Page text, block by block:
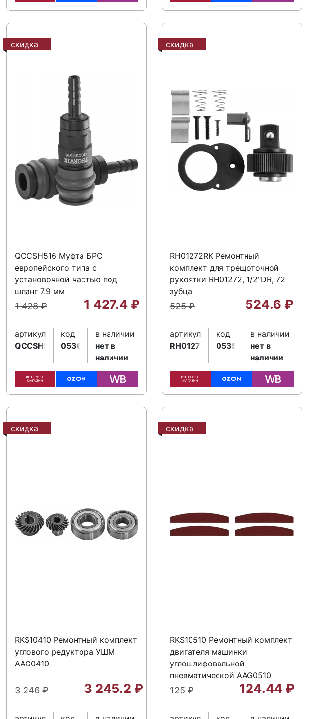
скидка
QCCSH516 Муфта БРС
европейского типа с
установочной частью под
шланг 7.9 мм
1 428₽ 1 427.4 ₽
артикул
QCCSH516
код
053638
в наличии
нет в
наличии
скидка
RH01272RK Ремонтный
комплект для трещоточной
рукоятки RH01272, 1/2"DR, 72
зубца
525₽ 524.6 ₽
артикул
RH01272RK
код
053588
в наличии
нет в
наличии
скидка
RKS10410 Ремонтный комплект
углового редуктора УШМ
AAG0410
3 246₽ 3 245.2 ₽
скидка
RKS10510 Ремонтный комплект
двигателя машинки
углошлифовальной
пневматической AAG0510
125₽ 124.44 ₽